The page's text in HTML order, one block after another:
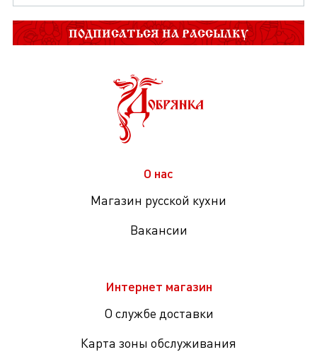
ПОДПИСАТЬСЯ НА РАССЫЛКУ
О нас
Магазин русской кухни
Вакансии
Интернет магазин
О службе доставки
Карта зоны обслуживания